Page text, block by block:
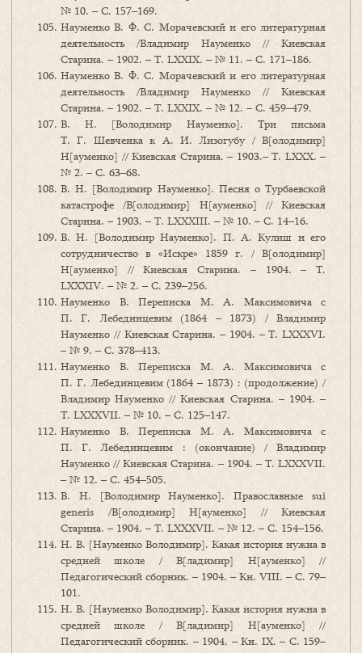
№ 10. – С. 157–169.
Науменко В. Ф. С. Морачевский и его литературная
деятельность /Владимир Науменко // Киевская
Старина. – 1902. – Т. LXXIX. – № 11. – С. 171–186.
Науменко В. Ф. С. Морачевский и его литературная
деятельность /Владимир Науменко // Киевская
Старина. – 1902. – Т. LXXIX. – № 12. – С. 459–479.
В. Н. [Володимир Науменко]. Три письма
Т. Г. Шевченка к А. И. Лизогубу / В[олодимир]
Н[ауменко] // Киевская Старина. – 1903.– Т. LXXХ. –
№ 2. – С. 63–68.
В. Н. [Володимир Науменко]. Песня о Турбаевской
катастрофе /В[олодимир] Н[ауменко] // Киевская
Старина. – 1903. – Т. LXXХIII. – № 10. – С. 14–16.
В. Н. [Володимир Науменко]. П. А. Кулиш и его
сотрудничество в «Искре» 1859 г. / В[олодимир]
Н[ауменко] // Киевская Старина. – 1904. – Т.
LXХХIV. – № 2. – С. 239–256.
Науменко В. Переписка М. А. Максимовича с
П. Г. Лебединцевим (1864 – 1873) / Владимир
Науменко // Киевская Старина. – 1904. – Т. LXXXVI.
– № 9. – С. 378–413.
Науменко В. Переписка М. А. Максимовича с
П. Г. Лебединцевим (1864 – 1873) : (продолжение) /
Владимир Науменко // Киевская Старина. – 1904. –
Т. LXXXVIІ. – № 10. – С. 125–147.
Науменко В. Переписка М. А. Максимовича с
П. Г. Лебединцевим : (окончание) / Владимир
Науменко // Киевская Старина. – 1904. – Т. LXXXVIІ.
– № 12. – С. 454–505.
В. Н. [Володимир Науменко]. Православные sui
generis /В[олодимир] Н[ауменко] // Киевская
Старина. – 1904. – Т. LXXХVIІ. – № 12. – С. 154–156.
Н. В. [Науменко Володимир]. Какая история нужна в
средней школе / В[ладимир] Н[ауменко] //
Педагогический сборник. – 1904. – Кн. VIII. – С. 79–
101.
Н. В. [Науменко Володимир]. Какая история нужна в
средней школе / В[ладимир] Н[ауменко] //
Педагогический сборник. – 1904. – Кн. IХ. – С. 159–